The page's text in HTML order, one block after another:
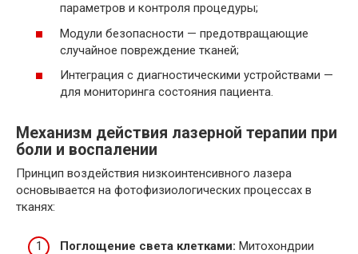
параметров и контроля процедуры;
Модули безопасности — предотвращающие
случайное повреждение тканей;
Интеграция с диагностическими устройствами —
для мониторинга состояния пациента.
Механизм действия лазерной терапии при
боли и воспалении
Принцип воздействия низкоинтенсивного лазера
основывается на фотофизиологических процессах в
тканях:
Поглощение света клетками: Митохондрии